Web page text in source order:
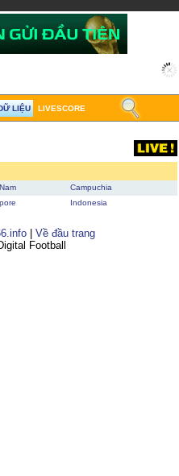
LIỆU LIVESCORE
Campuchia
Indonesia
Về đầu trang
Football